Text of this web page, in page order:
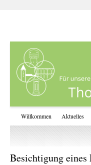
Willkommen Aktuelles
Besichtigung